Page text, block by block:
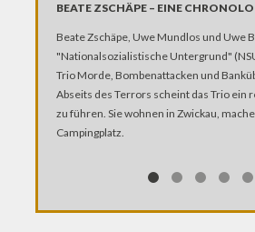
BEATE ZSCHÄPE – EINE
Beate Zschäpe, Uwe Mundlos und Uwe
"Nationalsozialistische Untergrund"
Trio Morde, Bombenattacken und
Abseits des Terrors scheint das Trio ein
zu führen. Sie wohnen in Zwickau,
Campingplatz.